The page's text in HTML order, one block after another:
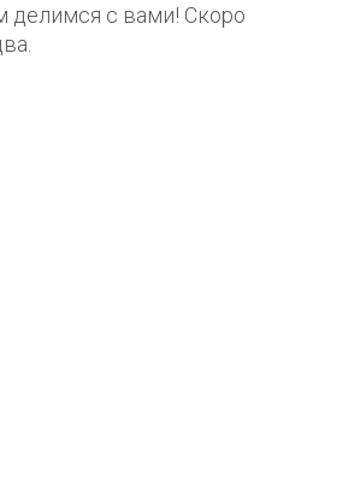
делимся с вами! Скоро